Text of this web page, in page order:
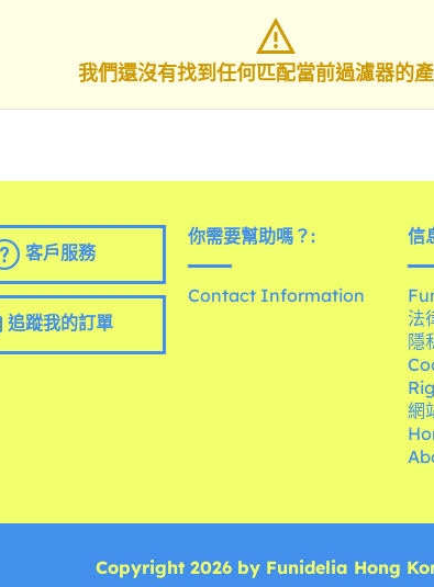
我們還沒有找到任何匹配當前過濾器的產
客戶服務
追蹤我的訂單
你需要幫助嗎？:
Contact Information
信
法
隱
網
Copyright 2026 by Funidelia Hong